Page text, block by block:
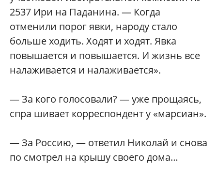
2537 Ири на Паданина. — Когда
отменили порог явки, народу стало
больше ходить. Ходят и ходят. Явка
повышается и повышается. И жизнь все
налаживается и налаживается».
— За кого голосовали? — уже прощаясь,
спра шивает корреспондент у «марсиан».
— За Россию, — ответил Николай и снова
по смотрел на крышу своего дома…